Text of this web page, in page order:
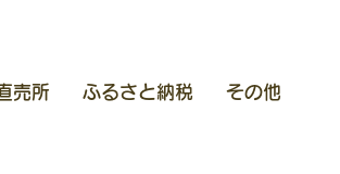
売所 ふるさと納税 その他